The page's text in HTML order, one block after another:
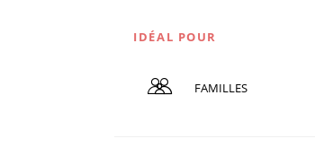
IDÉAL POUR
FAMILLES